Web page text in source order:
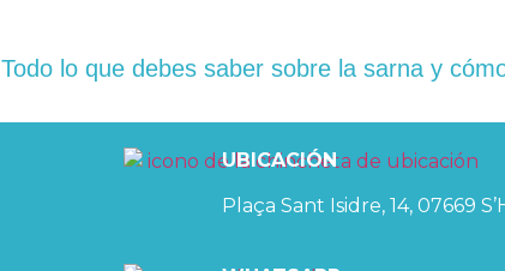
Todo lo que debes saber sobre la sarna y
UBICACIÓN
Plaça Sant Isidre, 14, 07669